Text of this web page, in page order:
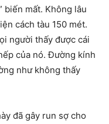
biến mất. Không lâu
cách tàu 150 mét.
người thấy được cái
của nó. Đường kính
như không thấy
đã gây run sợ cho